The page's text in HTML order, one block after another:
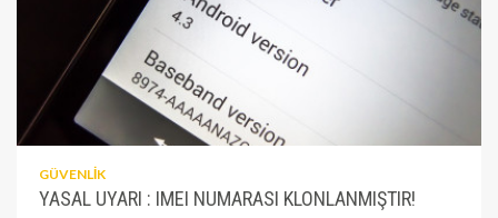
GÜVENLIK
YASAL UYARI : IMEI NUMARASI KLONLANMIŞTIR!